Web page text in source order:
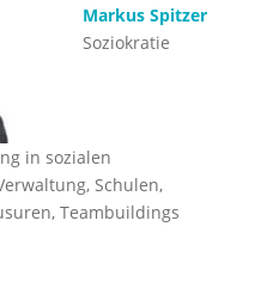
Markus Spitzer
Soziokratie
in sozialen
Schulen,
Teambuildings